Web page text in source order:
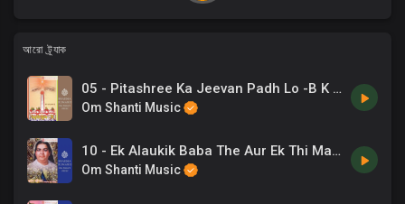
আরো ট্র্যাক
05 - Pitashree Ka Jeevan Padh Lo -B K Asmita .mp3
Om Shanti Music
10 - Ek Alaukik Baba The Aur Ek Thi Maa -B K Asmita .mp3
Om Shanti Music